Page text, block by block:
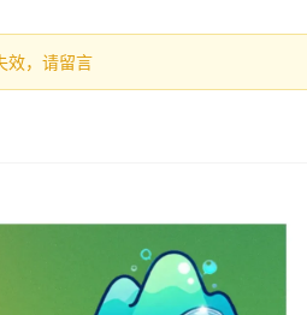
效，请留言